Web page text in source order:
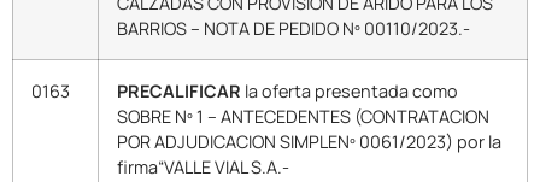
BARRIOS – NOTA DE PEDIDO Nº 00110/2023.-
0163 PRECALIFICAR la oferta presentada como
SOBRE Nº 1 – ANTECEDENTES (CONTRATACION
POR ADJUDICACION SIMPLENº 0061/2023) por la
firma“VALLE VIAL S.A.-